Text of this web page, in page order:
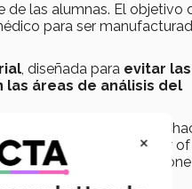
de las alumnas. El objetivo
para ser
, diseñada para evitar las
las áreas de análisis del
encontraban Rogelio
de Medical Center
Luis René Mata
×